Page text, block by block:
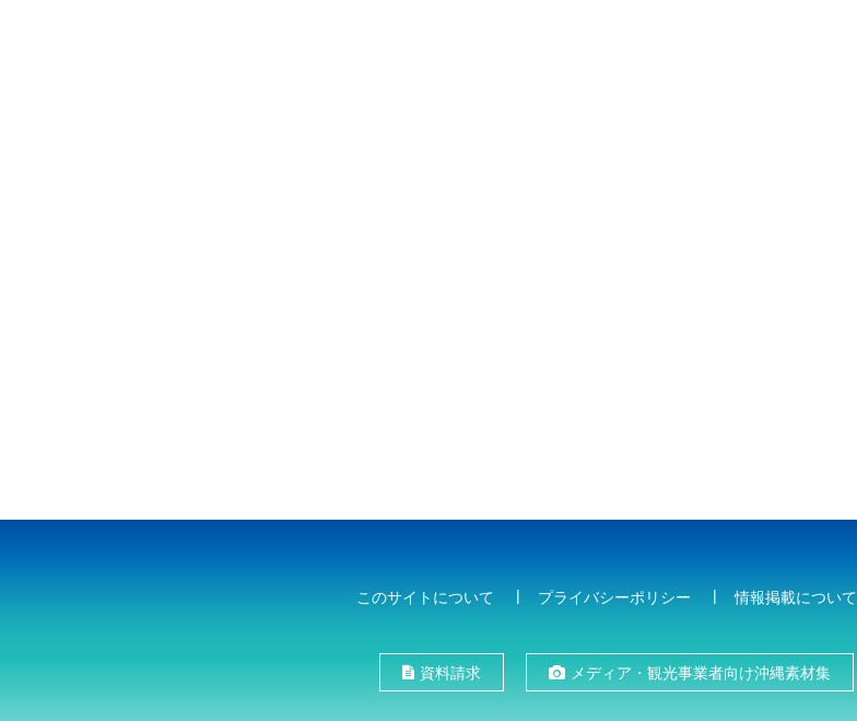
このサイトについて プライバシーポリシー 情報掲載について
資料請求 メディア・観光事業者向け沖縄素材集